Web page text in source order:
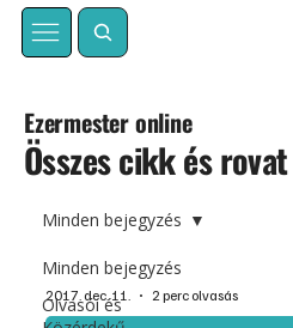
Összes cikk és rovat
Ezermester online
Minden bejegyzés
Olvasói és
Minden bejegyzés
2017. dec. 11. 2 perc olvasás